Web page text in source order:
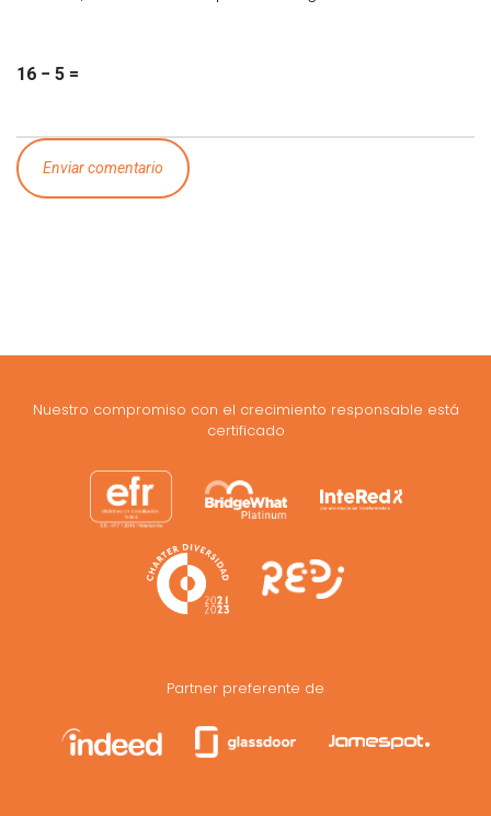
16 − 5 =
Partner preferente de
Nuestro compromiso con el crecimiento responsable está
certificado